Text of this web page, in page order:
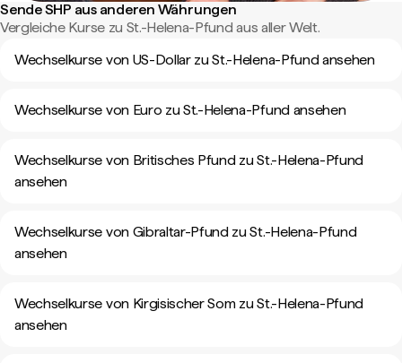
Sende SHP aus anderen Währungen
Vergleiche Kurse zu St.-Helena-Pfund aus aller Welt.
Wechselkurse von US-Dollar zu St.-Helena-Pfund ansehen
Wechselkurse von Euro zu St.-Helena-Pfund ansehen
Wechselkurse von Britisches Pfund zu St.-Helena-Pfund
ansehen
Wechselkurse von Gibraltar-Pfund zu St.-Helena-Pfund
ansehen
Wechselkurse von Kirgisischer Som zu St.-Helena-Pfund
ansehen